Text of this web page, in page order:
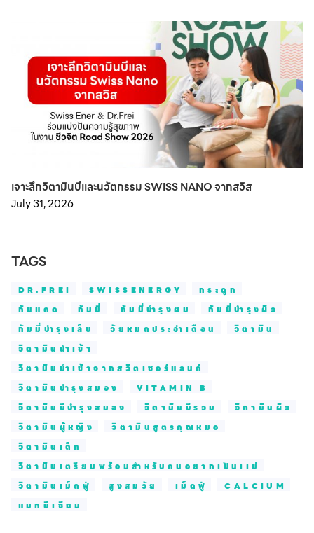
เจาะลึกวิตามินบีและนวัตกรรม SWISS NANO จากสวิส
July 31, 2026
TAGS
DR.FREI SWISSENERGY
กระดูก
กันแดด
กัมมี่ กัมมี่บำรุงผม
กัมมี่บำรุงผิว
กัมมี่บำรุงเล็บ
วัยหมดประจำเดือน
วิตามิน
วิตามินนำเข้า
วิตามินนำเข้าจากสวิตเซอร์แลนด์
วิตามินบำรุงสมอง
VITAMIN B
วิตามินบีบำรุงสมอง
วิตามินบีรวม
วิตามินผิว
วิตามินผู้หญิง
วิตามินสูตรคุณหมอ
วิตามินเด็ก
วิตามินเตรียมพร้อมสำหรับคนอยากเป็นเเม่
วิตามินเม็ดฟู่
สูงสมวัย เม็ดฟู่
CALCIUM
แมกนีเซียม